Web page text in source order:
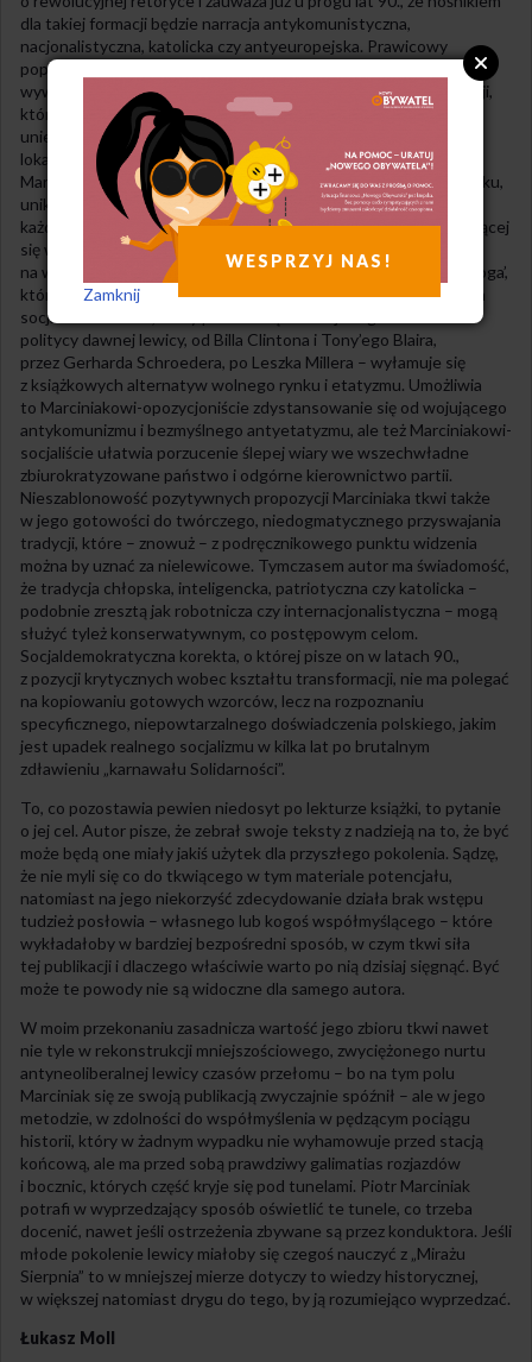
dla takiej formacji będzie narracja antykomunistyczna,
nacjonalistyczna, katolicka czy antyeuropejska. Prawicowy
populizm zostanie, ostrzega autor – i okazuje się mieć rację –
wywołany przez elitarystyczny, odgórny charakter transformacji,
który blokuje kanały artykulacji sprzeciwu społecznego,
uniemożliwia dialog, nie prowadzi do odrodzenia zakładowej,
lokalnej czy związkowej samoorganizacji. Autorska propozycja
Marciniaka, którą zgłasza on konsekwentnie od samego początku,
unikających przy tym powtórzeń tych samych argumentów,
każdorazowo dostosowując je do aktualnego kontekstu – toczącej
się w tle najnowszej historii Polski – opiera się właśnie
na wezwaniu do aktywizacji społecznej. Tym samym „trzecia droga’,
którą proponuje autor – niemająca nic wspólnego z niesławnym
socjalliberalizmem, który pod nazwą trzeciej drogi realizowali
politycy dawnej lewicy, od Billa Clintona i Tony’ego Blaira,
przez Gerharda Schroedera, po Leszka Millera – wyłamuje się
z książkowych alternatyw wolnego rynku i etatyzmu. Umożliwia
to Marciniakowi-opozycjoniście zdystansowanie się od wojującego
antykomunizmu i bezmyślnego antyetatyzmu, ale też Marciniakowi-
socjaliście ułatwia porzucenie ślepej wiary we wszechwładne
zbiurokratyzowane państwo i odgórne kierownictwo partii.
Nieszablonowość pozytywnych propozycji Marciniaka tkwi także
w jego gotowości do twórczego, niedogmatycznego przyswajania
tradycji, które – znowuż – z podręcznikowego punktu widzenia
można by uznać za nielewicowe. Tymczasem autor ma świadomość,
że tradycja chłopska, inteligencka, patriotyczna czy katolicka –
podobnie zresztą jak robotnicza czy internacjonalistyczna – mogą
służyć tyleż konserwatywnym, co postępowym celom.
Socjaldemokratyczna korekta, o której pisze on w latach 90.,
z pozycji krytycznych wobec kształtu transformacji, nie ma polegać
na kopiowaniu gotowych wzorców, lecz na rozpoznaniu
specyficznego, niepowtarzalnego doświadczenia polskiego, jakim
jest upadek realnego socjalizmu w kilka lat po brutalnym
zdławieniu „karnawału Solidarności”.
To, co pozostawia pewien niedosyt po lekturze książki, to pytanie
o jej cel. Autor pisze, że zebrał swoje teksty z nadzieją na to, że być
może będą one miały jakiś użytek dla przyszłego pokolenia. Sądzę,
że nie myli się co do tkwiącego w tym materiale potencjału,
natomiast na jego niekorzyść zdecydowanie działa brak wstępu
tudzież posłowia – własnego lub kogoś współmyślącego – które
wykładałoby w bardziej bezpośredni sposób, w czym tkwi siła
tej publikacji i dlaczego właściwie warto po nią dzisiaj sięgnąć. Być
może te powody nie są widoczne dla samego autora.
W moim przekonaniu zasadnicza wartość jego zbioru tkwi nawet
nie tyle w rekonstrukcji mniejszościowego, zwyciężonego nurtu
antyneoliberalnej lewicy czasów przełomu – bo na tym polu
Marciniak się ze swoją publikacją zwyczajnie spóźnił – ale w jego
metodzie, w zdolności do współmyślenia w pędzącym pociągu
historii, który w żadnym wypadku nie wyhamowuje przed stacją
końcową, ale ma przed sobą prawdziwy galimatias rozjazdów
i bocznic, których część kryje się pod tunelami. Piotr Marciniak
potrafi w wyprzedzający sposób oświetlić te tunele, co trzeba
docenić, nawet jeśli ostrzeżenia zbywane są przez konduktora. Jeśli
młode pokolenie lewicy miałoby się czegoś nauczyć z „Mirażu
Sierpnia” to w mniejszej mierze dotyczy to wiedzy historycznej,
w większej natomiast drygu do tego, by ją rozumiejąco wyprzedzać.
Łukasz Moll
WESPRZYJ NAS!
Zamknij